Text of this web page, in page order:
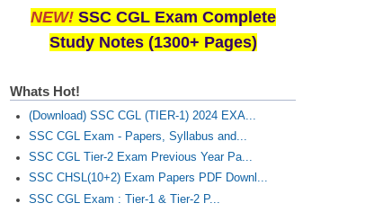
NEW! SSC CGL Exam Complete
Study Notes (1300+ Pages)
Whats Hot!
(Download) SSC CGL (TIER-1) 2024 EXA...
SSC CGL Exam - Papers, Syllabus and...
SSC CGL Tier-2 Exam Previous Year Pa...
SSC CHSL(10+2) Exam Papers PDF Downl...
SSC CGL Exam : Tier-1 & Tier-2 P...